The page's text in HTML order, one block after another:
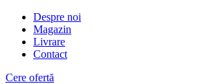
Despre noi
Magazin
Livrare
Contact
Cere ofertă